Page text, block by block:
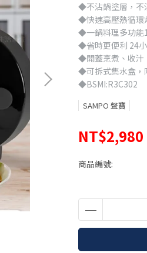
◆不沾鍋塗層，不
◆快速高壓熱循環
◆一鍋料理多功能
◆省時更便利 24
◆開蓋烹煮、收汁
◆可拆式集水盒，
◆BSMI:R3C302
SAMPO 聲寶
NT$2,980
商品編號: